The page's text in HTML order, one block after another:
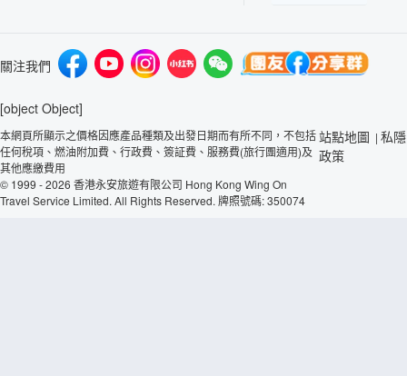
關注我們
[object Object]
本網頁所顯示之價格因應產品種類及出發日期而有所不同，不包括
任何稅項、燃油附加費、行政費、簽証費、服務費(旅行團適用)及
其他應繳費用
© 1999 - 2026 香港永安旅遊有限公司 Hong Kong Wing On
Travel Service Limited. All Rights Reserved. 牌照號碼: 350074
站點地圖 | 私隱
政策